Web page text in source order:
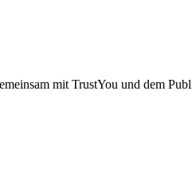
mit TrustYou und dem